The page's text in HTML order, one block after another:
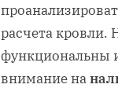
расчета кровли.
функциональны
внимание на